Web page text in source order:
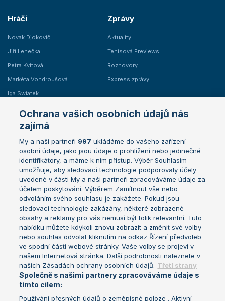
Hráči
Novak Djokovič
Jiří Lehečka
Petra Kvitová
Markéta Vondroušová
Iga Swiatek
Zprávy
Aktuality
Tenisová Previews
Rozhovory
Express zprávy
Žebříčky
Žebříček ATP (muži)
Žebříček WTA (ženy)
Sázkařský žebříček
Australian Open
French Open
Wimbledon
US Open
Turnaj mistrů
Turnaj mistryň
Aktualní trendy
Fotbalové přestupy
Livesport Daily
LS Prague Open
Ochrana vašich osobních údajů nás
zajímá
My a naši partneři 997 ukládáme do vašeho zařízení
osobní údaje, jako jsou údaje o prohlížení nebo jedinečné
identifikátory, a máme k nim přístup. Výběr Souhlasím
umožňuje, aby sledovací technologie podporovaly účely
uvedené v části My a naši partneři zpracováváme údaje za
účelem poskytování. Výběrem Zamítnout vše nebo
odvoláním svého souhlasu je zakážete. Pokud jsou
sledovací technologie zakázány, některé zobrazené
obsahy a reklamy pro vás nemusí být tolik relevantní. Tuto
nabídku můžete kdykoli znovu zobrazit a změnit své volby
nebo souhlas odvolat kliknutím na odkaz Řízení předvoleb
ve spodní části webové stránky. Vaše volby se projeví v
našem Internetová stránka. Další podrobnosti naleznete v
našich Zásadách ochrany osobních údajů. Třetí strany
Společně s našimi partnery zpracováváme údaje s
tímto cílem:
Používání přesných údajů o zeměpisné poloze . Aktivní